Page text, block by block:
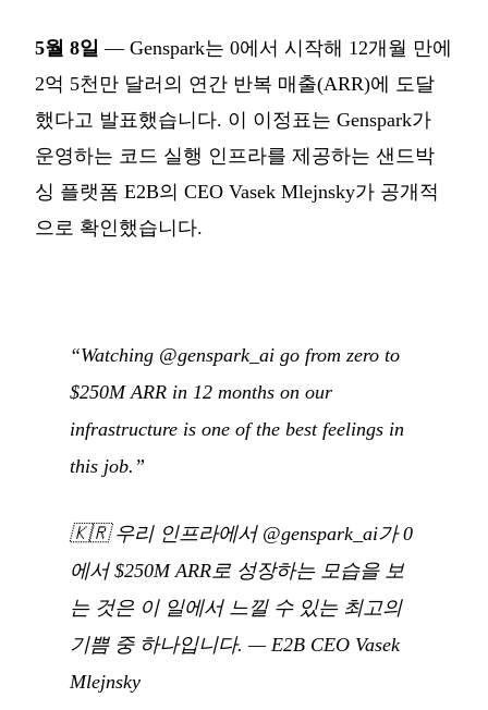
5월 8일 — Genspark는 0에서 시작해 12개월 만에
2억 5천만 달러의 연간 반복 매출(ARR)에 도달
했다고 발표했습니다. 이 이정표는 Genspark가
운영하는 코드 실행 인프라를 제공하는 샌드박
싱 플랫폼 E2B의 CEO Vasek Mlejnsky가 공개적
으로 확인했습니다.
“Watching @genspark_ai go from zero to
$250M ARR in 12 months on our
infrastructure is one of the best feelings in
this job.”
🇰🇷우리 인프라에서 @genspark_ai가 0
에서 $250M ARR로 성장하는 모습을 보
는 것은 이 일에서 느낄 수 있는 최고의
기쁨 중 하나입니다. — E2B CEO Vasek
Mlejnsky